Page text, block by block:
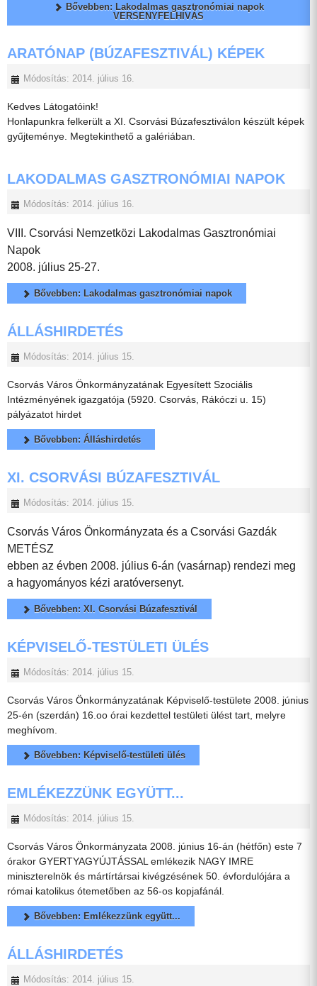
Bővebben: Lakodalmas gasztronómiai napok
VERSENYFELHÍVÁS
ARATÓNAP (BÚZAFESZTIVÁL) KÉPEK
Módosítás: 2014. július 16.
Kedves Látogatóink!
Honlapunkra felkerült a XI. Csorvási Búzafesztiválon készült képek
gyűjteménye. Megtekinthető a galériában.
LAKODALMAS GASZTRONÓMIAI NAPOK
Módosítás: 2014. július 16.
VIII. Csorvási Nemzetközi Lakodalmas Gasztronómiai
Napok
2008. július 25-27.
Bővebben: Lakodalmas gasztronómiai napok
ÁLLÁSHIRDETÉS
Módosítás: 2014. július 15.
Csorvás Város Önkormányzatának Egyesített Szociális
Intézményének igazgatója (5920. Csorvás, Rákóczi u. 15)
pályázatot hirdet
Bővebben: Álláshirdetés
XI. CSORVÁSI BÚZAFESZTIVÁL
Módosítás: 2014. július 15.
Csorvás Város Önkormányzata és a Csorvási Gazdák
METÉSZ
ebben az évben 2008. július 6-án (vasárnap) rendezi meg
a hagyományos kézi aratóversenyt.
Bővebben: XI. Csorvási Búzafesztivál
KÉPVISELŐ-TESTÜLETI ÜLÉS
Módosítás: 2014. július 15.
Csorvás Város Önkormányzatának Képviselő-testülete 2008. június
25-én (szerdán) 16.oo órai kezdettel testületi ülést tart, melyre
meghívom.
Bővebben: Képviselő-testületi ülés
EMLÉKEZZÜNK EGYÜTT...
Módosítás: 2014. július 15.
Csorvás Város Önkormányzata 2008. június 16-án (hétfőn) este 7
órakor GYERTYAGYÚJTÁSSAL emlékezik NAGY IMRE
miniszterelnök és mártírtársai kivégzésének 50. évfordulójára a
római katolikus ótemetőben az 56-os kopjafánál.
Bővebben: Emlékezzünk együtt...
ÁLLÁSHIRDETÉS
Módosítás: 2014. július 15.